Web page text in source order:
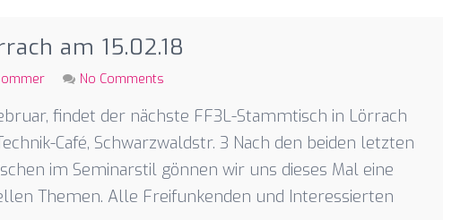
am 15.02.18
No Comments
findet der nächste FF3L-Stammtisch in Lörrach
Café, Schwarzwaldstr. 3 Nach den beiden letzten
im Seminarstil gönnen wir uns dieses Mal eine
Themen. Alle Freifunkenden und Interessierten